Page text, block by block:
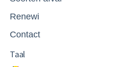
Renewi
Contact
Taal